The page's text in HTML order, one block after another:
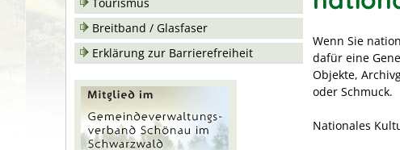
Breitband / Glasfaser
Erklärung zur Barrierefreiheit
Wenn Sie
dafür eine
Objekte,
oder Schmuck.
Nationales